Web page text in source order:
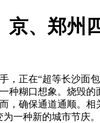
京、郑州
正在“超等长沙面包
种糊口想象。烧毁
，确保通道通顺。
为一种新的城市节庆